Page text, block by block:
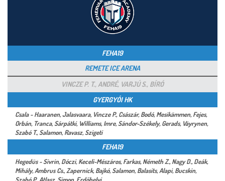
FEHA19
REMETE ICE ARENA
VINCZE P. T., ANDRÉ, VARJÚ S., BÍRÓ
GYERGYÓI HK
Csala - Haaranen, Jalasvaara, Vincze P., Császár, Bodó, Mesikämmen, Fejes,
Orbán, Tranca, Sárpátki, Williams, Imre, Sándor-Székely, Gerads, Väyrynen,
Szabó T., Salamon, Ravasz, Szigeti
FEHA19
Hegedüs - Sivrin, Dóczi, Keceli-Mészáros, Farkas, Németh Z., Nagy D., Deák,
Mihály, Ambrus Cs., Zapernick, Bajkó, Salamon, Balasits, Alapi, Bucskin,